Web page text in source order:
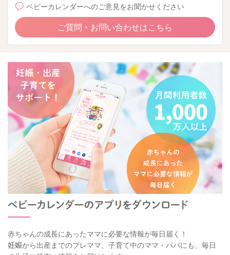
ベビーカレンダーへのご意見をお聞かせください
ご質問・お問い合わせはこちら
赤ちゃんの成長にあったママに必要な情報が毎日届く！
妊娠から出産までのプレママ、子育て中のママ・パパにも、毎日